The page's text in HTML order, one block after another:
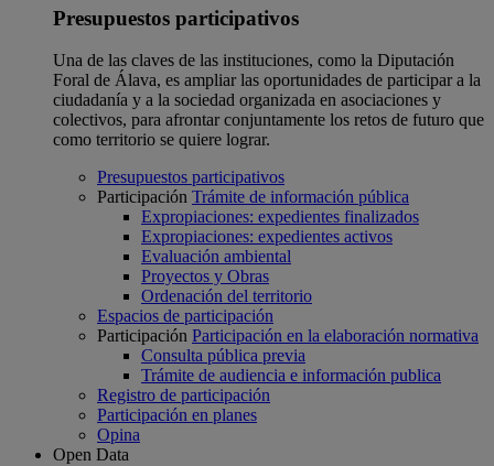
Presupuestos participativos
Una de las claves de las instituciones, como la Diputación
Foral de Álava, es ampliar las oportunidades de participar a la
ciudadanía y a la sociedad organizada en asociaciones y
colectivos, para afrontar conjuntamente los retos de futuro que
como territorio se quiere lograr.
Presupuestos participativos
Participación Trámite de información pública
Expropiaciones: expedientes finalizados
Expropiaciones: expedientes activos
Evaluación ambiental
Proyectos y Obras
Ordenación del territorio
Espacios de participación
Participación Participación en la elaboración normativa
Consulta pública previa
Trámite de audiencia e información publica
Registro de participación
Participación en planes
Opina
Open Data